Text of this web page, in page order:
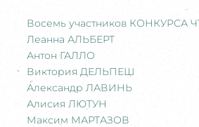
Восемь участников КОНКУРСА
Леанна АЛЬБЕРТ
Антон ГАЛЛО
Виктория ДЕЛЬПЕШ
Александр ЛАВИНЬ
Алисия ЛЮТУН
Максим МАРТАЗОВ